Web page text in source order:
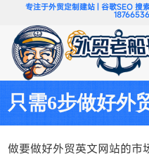
专注于外贸定制建站 | 谷歌SEO 搜
只需6步做好外
做要做好外贸英文网站的市